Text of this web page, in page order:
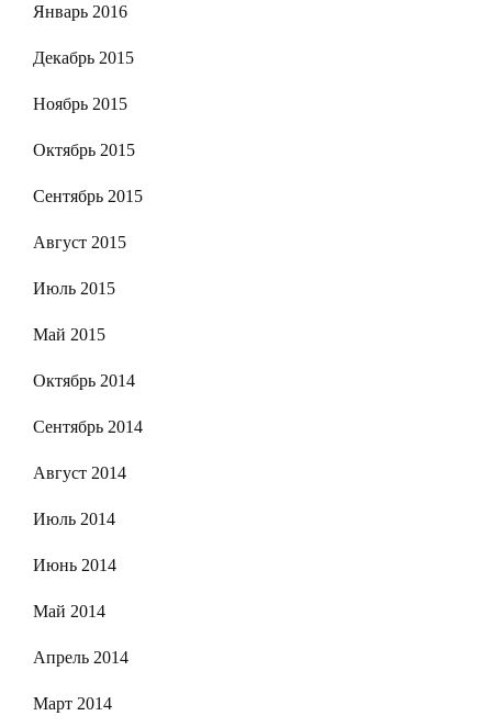
Январь 2016
Декабрь 2015
Ноябрь 2015
Октябрь 2015
Сентябрь 2015
Август 2015
Июль 2015
Май 2015
Октябрь 2014
Сентябрь 2014
Август 2014
Июль 2014
Июнь 2014
Май 2014
Апрель 2014
Март 2014